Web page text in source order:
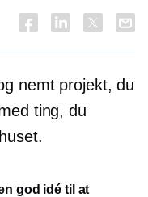
nemt projekt, du
ting, du
god idé til at